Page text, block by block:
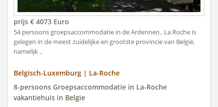
prijs € 4073 Euro
54 persoons groepsaccommodatie in de Ardennen.. La Roche is
gelegen in de meest zuidelijke en grootste provincie van België,
namelijk ..
Belgisch-Luxemburg | La-Roche
8-persoons Groepsaccommodatie in La-Roche
vakantiehuis in Belgie